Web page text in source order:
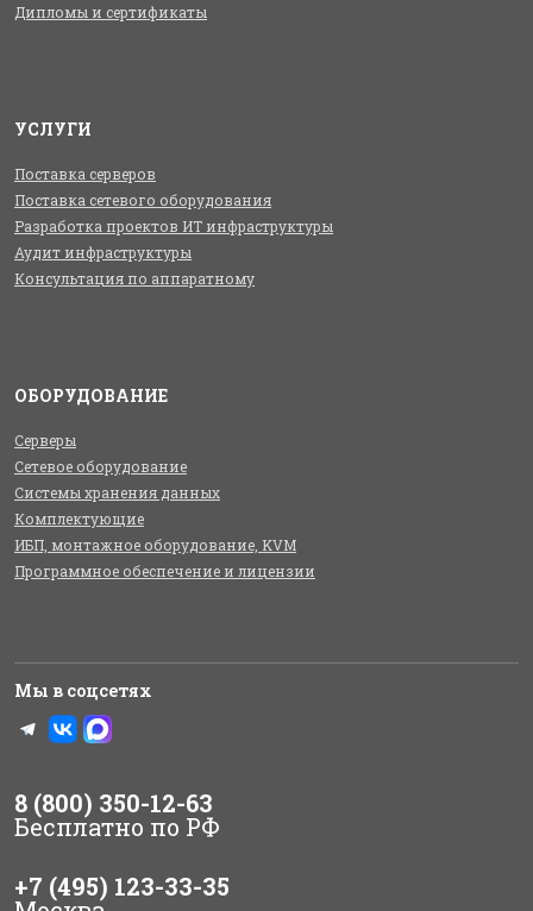
Дипломы и сертификаты
УСЛУГИ
Поставка серверов
Поставка сетевого оборудования
Разработка проектов ИТ инфраструктуры
Аудит инфраструктуры
Консультация по аппаратному
ОБОРУДОВАНИЕ
Серверы
Сетевое оборудование
Системы хранения данных
Комплектующие
ИБП, монтажное оборудование, KVM
Программное обеспечение и лицензии
Мы в соцсетях
8 (800) 350-12-63
Бесплатно по РФ
+7 (495) 123-33-35